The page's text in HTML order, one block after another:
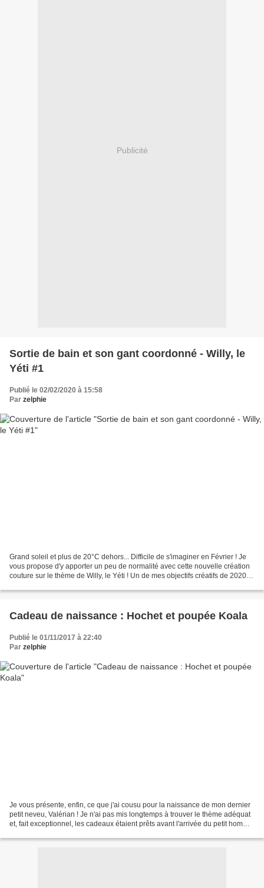
Publicité
Sortie de bain et son gant coordonné - Willy, le
Yéti #1
Publié le 02/02/2020 à 15:58
Par zelphie
Grand soleil et plus de 20°C dehors... Difficile de s'imaginer en Février ! Je
vous propose d'y apporter un peu de normalité avec cette nouvelle création
couture sur le thème de Willy, le Yéti ! Un de mes objectifs créatifs de 2020
Cadeau de naissance : Hochet et poupée Koala
Publié le 01/11/2017 à 22:40
Par zelphie
Je vous présente, enfin, ce que j'ai cousu pour la naissance de mon dernier
petit neveu, Valérian ! Je n'ai pas mis longtemps à trouver le thème adéquat
et, fait exceptionnel, les cadeaux étaient prêts avant l'arrivée du petit homme